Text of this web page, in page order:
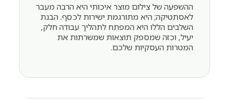
ההשפעה של צילום מוצר איכותי היא הרבה מעבר
לאסתטיקה; היא מתורגמת ישירות לכסף.הבנת
השלבים הללו היא המפתח לתהליך עבודה חלק,
יעיל, וכזה שמספק תוצאות שמשרתות את
המטרות העסקיות שלכם.